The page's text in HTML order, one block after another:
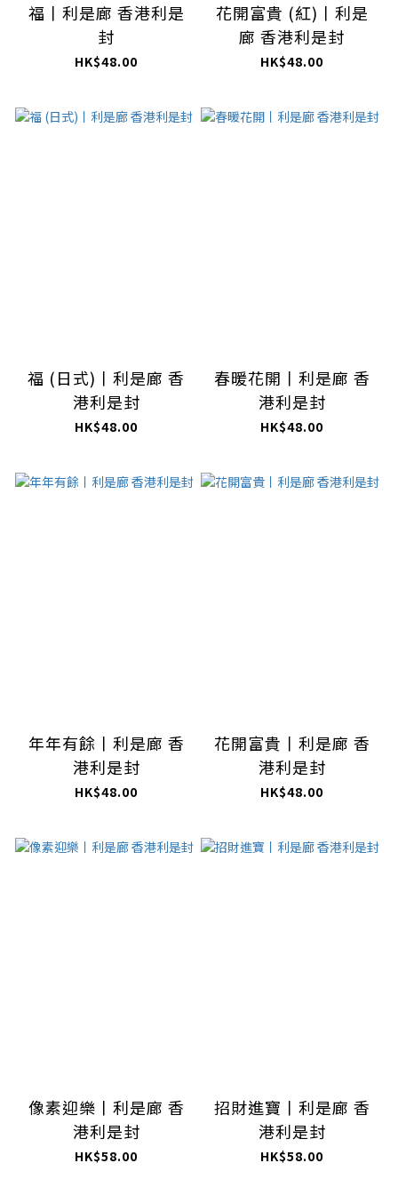
福丨利是廊 香港利是
封
HK$48.00
花開富貴 (紅)丨利是
廊 香港利是封
HK$48.00
福 (日式)丨利是廊 香
港利是封
HK$48.00
春暖花開丨利是廊 香
港利是封
HK$48.00
年年有餘丨利是廊 香
港利是封
HK$48.00
花開富貴丨利是廊 香
港利是封
HK$48.00
像素迎樂丨利是廊 香
港利是封
HK$58.00
招財進寶丨利是廊 香
港利是封
HK$58.00